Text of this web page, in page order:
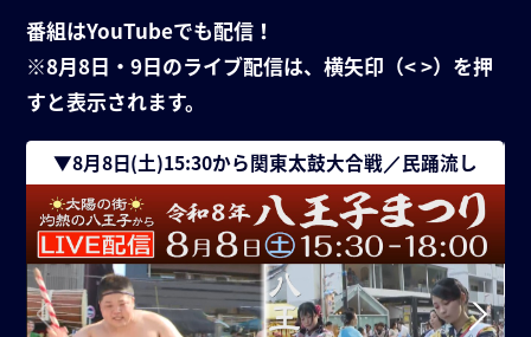
番組はYouTubeでも配信！
※8月8日・9日のライブ配信は、横矢印（< >）を押
すと表示されます。
▼8月8日(土)15:30から関東太鼓大合戦／民踊流し